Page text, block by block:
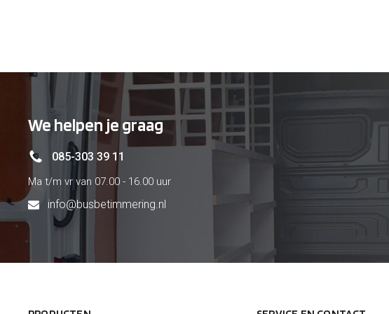
€ 65
€ 78
We helpen je graag
085-303 39 11
Ma t/m vr van 07.00 - 16.00 uur
info@busbetimmering.nl